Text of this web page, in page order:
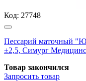
Код: 27748
Пессарий маточный
±2,5, Симург
Товар закончился
Запросить товар